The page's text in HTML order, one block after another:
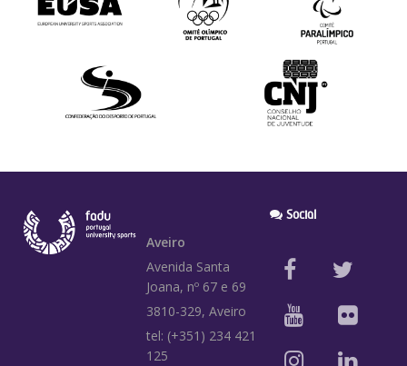
Aveiro
Avenida Santa
Joana, nº 67 e 69
3810-329, Aveiro
tel: (+351) 234 421
125
Social